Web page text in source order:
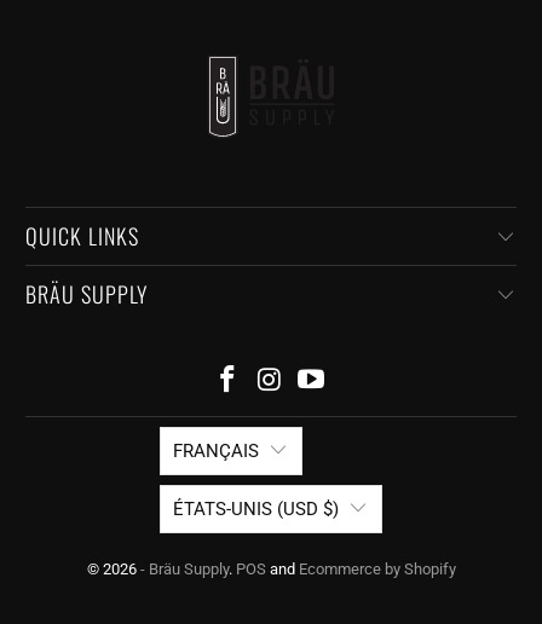
QUICK LINKS
BRÄU SUPPLY
FRANÇAIS
ÉTATS-UNIS (USD $)
© 2026 - Bräu Supply. POS and Ecommerce by Shopify